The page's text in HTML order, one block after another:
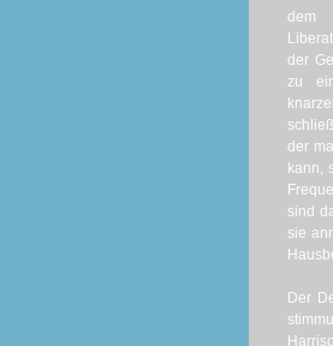
dem
der
zu
der
kann,
sind
sie
Der